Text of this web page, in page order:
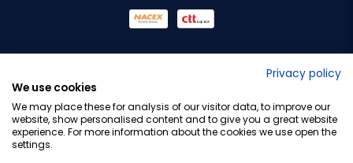
Privacy policy
We use cookies
We may place these for analysis of our visitor data, to improve our
website, show personalised content and to give you a great website
experience. For more information about the cookies we use open the
settings.